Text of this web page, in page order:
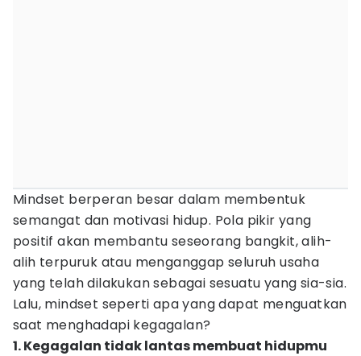
Mindset berperan besar dalam membentuk
semangat dan motivasi hidup. Pola pikir yang
positif akan membantu seseorang bangkit, alih-
alih terpuruk atau menganggap seluruh usaha
yang telah dilakukan sebagai sesuatu yang sia-sia.
Lalu, mindset seperti apa yang dapat menguatkan
saat menghadapi kegagalan?
1. Kegagalan tidak lantas membuat hidupmu